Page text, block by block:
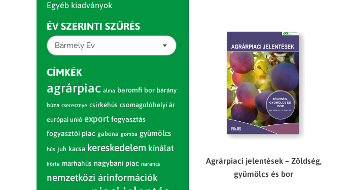
Agrárpiaci jelentések – Zöldség,
gyümölcs és bor
Egyéb kiadványok
ÉV SZERINTI SZŰRÉS
Bármely Év
CÍMKÉK
agrárpiac alma baromfi bor bárány
búza cseresznye csirkehús csomagolóhelyi ár
európai unió export fogyasztás
fogyasztói piac gabona gomba gyümölcs
hús juh kacsa kereskedelem kínálat
körte marhahús nagybani piac narancs
nemzetközi árinformációk